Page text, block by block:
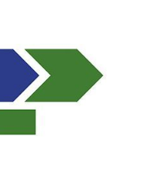
cambios en el
de las
en la
los nuevos
Liga
las
nombre Copa de
también en